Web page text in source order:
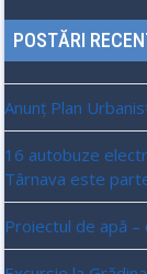
POSTĂRI
Anunț Plan
16 autobuze
Târnava este
Proiectul de apă –